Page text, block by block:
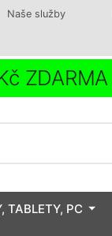
Naše služby
ZDARMA
TABLETY, PC